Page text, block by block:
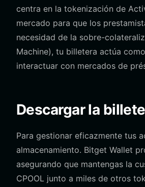
centra en la tokenización de
mercado para que los
necesidad de la sobre-
Machine), tu billetera actúa
interactuar con mercados de
Descargar la
Para gestionar eficazmente tus
almacenamiento. Bitget Wallet
asegurando que mantengas la
CPOOL junto a miles de otros